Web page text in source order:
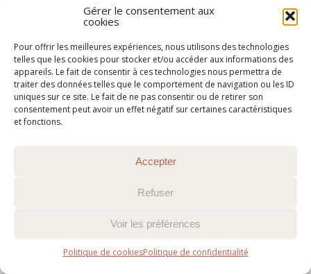
Gérer le consentement aux
cookies
Pour offrir les meilleures expériences, nous utilisons des technologies
telles que les cookies pour stocker et/ou accéder aux informations des
appareils. Le fait de consentir à ces technologies nous permettra de
traiter des données telles que le comportement de navigation ou les ID
uniques sur ce site. Le fait de ne pas consentir ou de retirer son
consentement peut avoir un effet négatif sur certaines caractéristiques
et fonctions.
Accepter
Refuser
Voir les préférences
Politique de cookiesPolitique de confidentialité